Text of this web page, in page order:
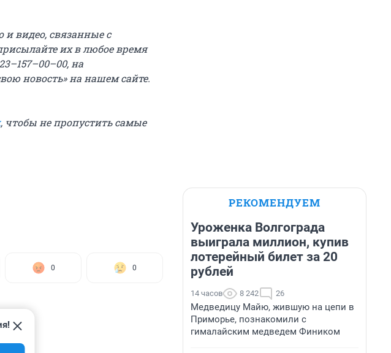
видео, связанные с
их в любое время
на
новость» на нашем сайте.
, чтобы не пропустить самые
0 0
РЕКОМЕНДУЕМ
Уроженка Волгограда
выиграла миллион, купив
лотерейный билет за 20
рублей
14 часов 8 242 26
Медведицу Майю, жившую на цепи в
Приморье, познакомили с
гималайским медведем Фиником